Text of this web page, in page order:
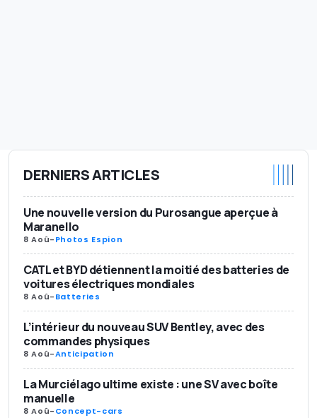
DERNIERS ARTICLES
Une nouvelle version du Purosangue aperçue à
Maranello
8 Aoû-Photos Espion
CATL et BYD détiennent la moitié des batteries de
voitures électriques mondiales
8 Aoû-Batteries
L’intérieur du nouveau SUV Bentley, avec des
commandes physiques
8 Aoû-Anticipation
La Murciélago ultime existe : une SV avec boîte
manuelle
8 Aoû-Concept-cars